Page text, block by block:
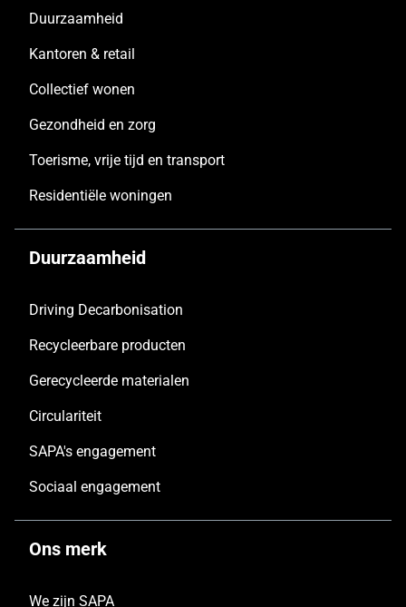
Duurzaamheid
Kantoren & retail
Collectief wonen
Gezondheid en zorg
Toerisme, vrije tijd en transport
Residentiële woningen
Duurzaamheid
Driving Decarbonisation
Recycleerbare producten
Gerecycleerde materialen
Circulariteit
SAPA's engagement
Sociaal engagement
Ons merk
We zijn SAPA